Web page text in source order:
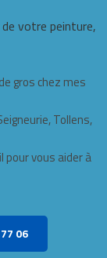
votre peinture,
gros chez mes
Tollens,
pour vous aider à
06